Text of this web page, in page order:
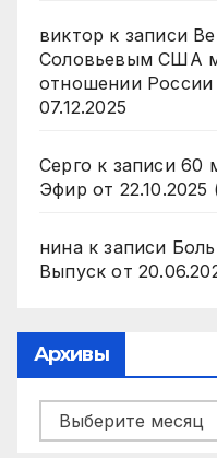
виктор к записи
Соловьевым США
отношении
07.12.2025
Серго к записи 60
Эфир от 22.10.2025
нинак записи
Выпуск от
Архивы
Архивы